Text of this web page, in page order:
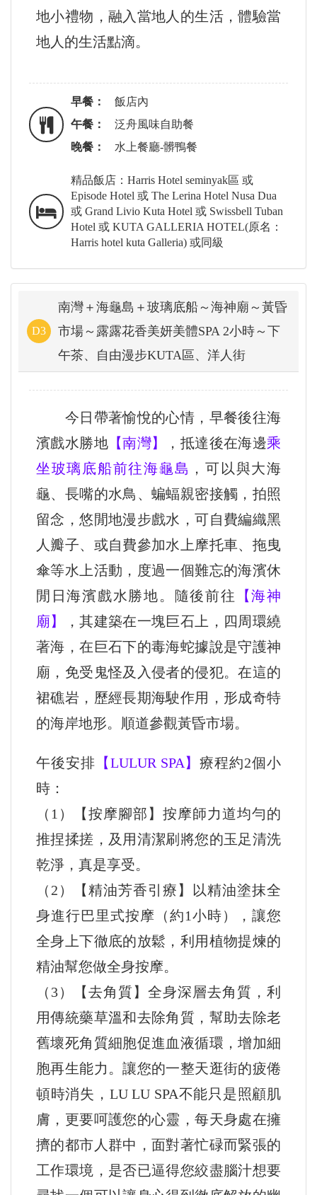
地小禮物，融入當地人的生活，體驗當
地人的生活點滴。
早餐：
飯店內
午餐：
泛舟風味自助餐
晚餐：
水上餐廳-髒鴨餐
精品飯店：Harris Hotel seminyak區 或
Episode Hotel 或 The Lerina Hotel Nusa Dua
或 Grand Livio Kuta Hotel 或 Swissbell Tuban
Hotel 或 KUTA GALLERIA HOTEL(原名：
Harris hotel kuta Galleria) 或同級
D3
南灣＋海龜島＋玻璃底船～海神廟～黃昏
市場～露露花香美妍美體SPA 2小時～下
午茶、自由漫步KUTA區、洋人街
今日帶著愉悅的心情，早餐後往海
濱戲水勝地【南灣】 ，抵達後在海邊乘
坐玻璃底船前往海龜島 ，可以與大海
龜、長嘴的水鳥、蝙蝠親密接觸，拍照
留念，悠閒地漫步戲水，可自費編織黑
人瓣子、或自費參加水上摩托車、拖曳
傘等水上活動，度過一個難忘的海濱休
閒日海濱戲水勝地。隨後前往
【海神
廟】
，其建築在一塊巨石上，四周環繞
著海，在巨石下的毒海蛇據說是守護神
廟，免受鬼怪及入侵者的侵犯。在這的
裙礁岩，歷經長期海駛作用，形成奇特
的海岸地形。順道參觀黃昏市場。
午後安排 【LULUR SPA】療程約2個小
時：
（1）【按摩腳部】按摩師力道均勻的
推捏揉搓，及用清潔刷將您的玉足清洗
乾淨，真是享受。
（2）【精油芳香引療】以精油塗抹全
身進行巴里式按摩（約1小時），讓您
全身上下徹底的放鬆，利用植物提煉的
精油幫您做全身按摩。
（3）【去角質】全身深層去角質，利
用傳統藥草溫和去除角質，幫助去除老
舊壞死角質細胞促進血液循環，增加細
胞再生能力。讓您的一整天逛街的疲倦
頓時消失，LU LU SPA不能只是照顧肌
膚，更要呵護您的心靈，每天身處在擁
擠的都市人群中，面對著忙碌而緊張的
工作環境，是否已逼得您絞盡腦汁想要